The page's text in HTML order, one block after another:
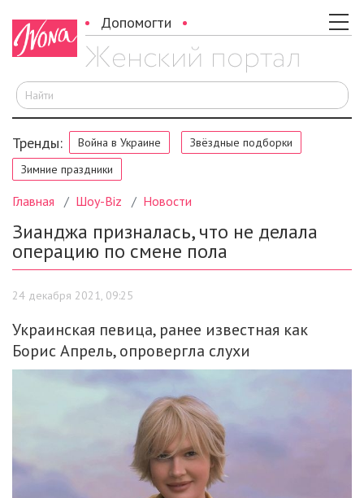
Допомогти
Тренды: Война в Украине
Звёздные подборки
Зимние праздники
Главная Шоу-Biz Новости
Зианджа призналась, что не делала
операцию по смене пола
24 декабря 2021, 09:25
Украинская певица, ранее известная как
Борис Апрель, опровергла слухи